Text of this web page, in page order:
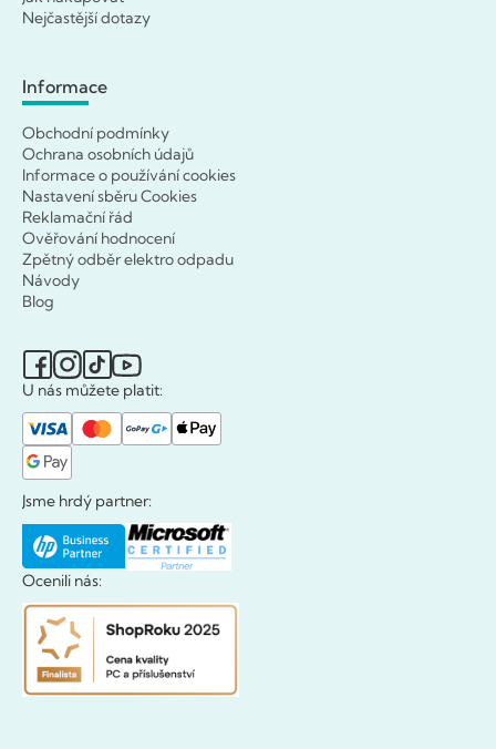
Nejčastější dotazy
Informace
Obchodní podmínky
Ochrana osobních údajů
Informace o používání cookies
Nastavení sběru Cookies
Reklamační řád
Ověřování hodnocení
Zpětný odběr elektro odpadu
Návody
Blog
U nás můžete platit:
Jsme hrdý partner:
Ocenili nás: